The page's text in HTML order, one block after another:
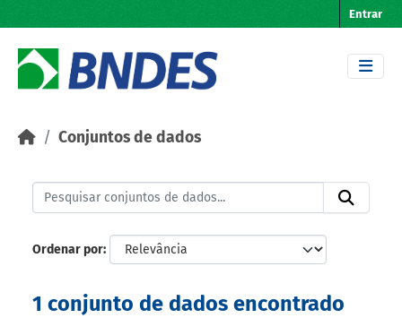
Entrar
Conjuntos de dados
Ordenar por
1 conjunto de dados encontrado